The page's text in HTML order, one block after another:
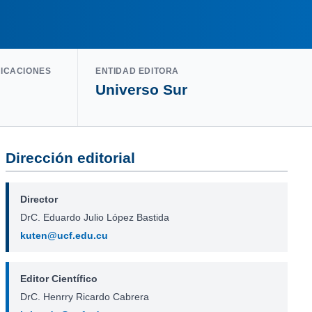
ENTIDAD EDITORA
Universo Sur
Dirección editorial
Director
DrC. Eduardo Julio López Bastida
kuten@ucf.edu.cu
Editor Científico
DrC. Henrry Ricardo Cabrera